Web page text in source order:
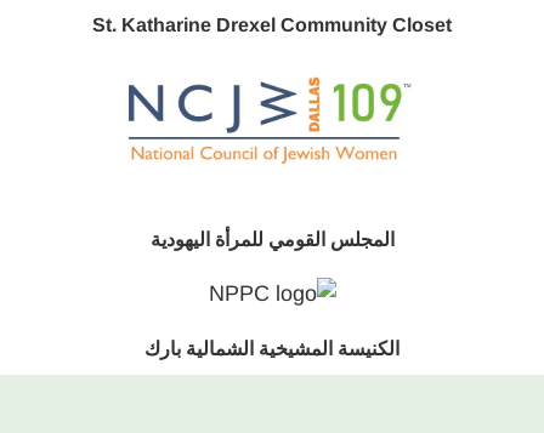
St. Katharine Drexel Community Closet
المجلس القومي للمرأة اليهودية
الكنيسة المشيخية الشمالية بارك